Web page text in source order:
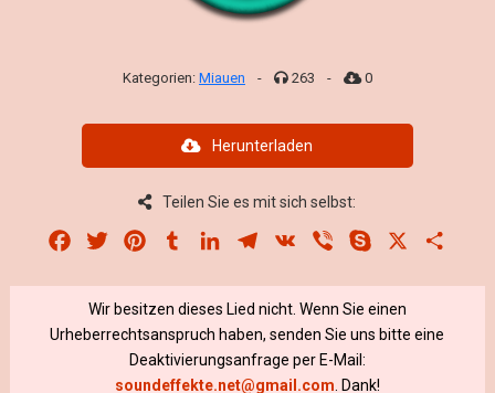
Kategorien: Miauen - 263 - 0
Herunterladen
Teilen Sie es mit sich selbst:
Facebook
Twitter PinterestTumblrLinkedInTelegram
VK Viber Skype
Wir besitzen dieses Lied nicht. Wenn Sie einen
Urheberrechtsanspruch haben, senden Sie uns bitte eine
Deaktivierungsanfrage per E-Mail:
soundeffekte.net@gmail.com . Dank!